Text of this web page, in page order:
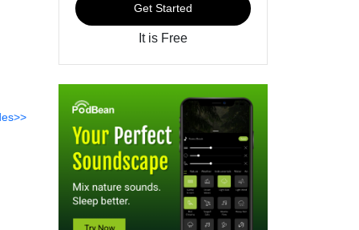
Get Started
It is Free